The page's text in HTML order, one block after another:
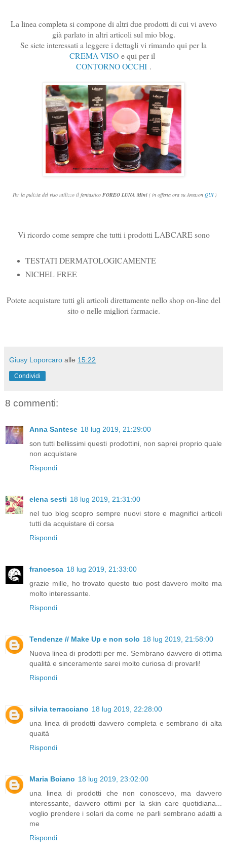
La linea completa si compone di altri due prodotti di cui vi avevo
già parlato in altri articoli sul mio blog.
Se siete interessati a leggere i dettagli vi rimando qui per la
CREMA VISO e qui per il
CONTORNO OCCHI.
Per la pulizia del viso utilizzo il fantastico FOREO LUNA Mini( in offerta ora su Amazon QUI)
Vi ricordo come sempre che tutti i prodotti LABCARE sono
TESTATI DERMATOLOGICAMENTE
NICHEL FREE
Potete acquistare tutti gli articoli direttamente nello shop on-line del
sito o nelle migliori farmacie.
Giusy Loporcaro alle 15:22
Condividi
8 commenti:
Anna Santese 18 lug 2019, 21:29:00
son tutti bellissimi questi prodottini, non saprei proprio quale
non acquistare
Rispondi
elena sesti 18 lug 2019, 21:31:00
nel tuo blog scopro sempre nuovi store e magnifici articoli
tutti da acquistare di corsa
Rispondi
francesca 18 lug 2019, 21:33:00
grazie mille, ho trovato questo tuo post davvero molto ma
molto interessante.
Rispondi
Tendenze // Make Up e non solo 18 lug 2019, 21:58:00
Nuova linea di prodotti per me. Sembrano davvero di ottima
qualità e sinceramente sarei molto curiosa di provarli!
Rispondi
silvia terracciano 18 lug 2019, 22:28:00
una linea di prodotti davvero completa e sembrano di alta
quaità
Rispondi
Maria Boiano 18 lug 2019, 23:02:00
una linea di prodotti che non conoscevo, ma davvero
interessante, davvero ottimi per la skin care quotidiana...
voglio prendere i solari da come ne parli sembrano adatti a
me
Rispondi